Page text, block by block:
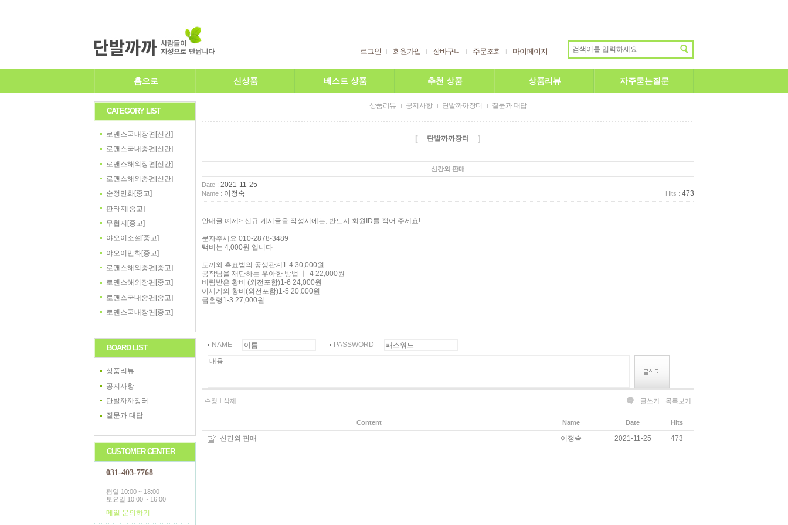
로그인 회원가입 장바구니 주문조회 마이페이지
홈으로 신상품 베스트 상품 추천 상품 상품리뷰 자주묻는질문
CATEGORY LIST
로맨스국내장편[신간]
로맨스국내중편[신간]
로맨스해외장편[신간]
로맨스해외중편[신간]
순정만화[중고]
판타지[중고]
무협지[중고]
야오이소설[중고]
야오이만화[중고]
로맨스해외중편[중고]
로맨스해외장편[중고]
로맨스국내중편[중고]
로맨스국내장편[중고]
BOARD LIST
상품리뷰
공지사항
단발까까장터
질문과 대답
CUSTOMER CENTER
031-403-7768
평일 10:00 ~ 18:00
토요일 10:00 ~ 16:00
메일 문의하기
상품리뷰 공지사항 단발까까장터 질문과 대답
[ 단발까까장터 ]
신간외 판매
Date : 2021-11-25
Name : 이정숙 Hits : 473
안내글 예제> 신규 게시글을 작성시에는, 반드시 회원ID를 적어 주세요!
문자주세요 010-2878-3489
택비는 4,000원 입니다
토끼와 흑표범의 공생관계1-4 30,000원
공작님을 재단하는 우아한 방법 ㅣ-4 22,000원
버림받은 황비 (외전포함)1-6 24,000원
이세계의 황비(외전포함)1-5 20,000원
금혼령1-3 27,000원
NAME PASSWORD
수정 삭제 글쓰기 목록보기
Content Name Date Hits
신간외 판매 이정숙 2021-11-25 473